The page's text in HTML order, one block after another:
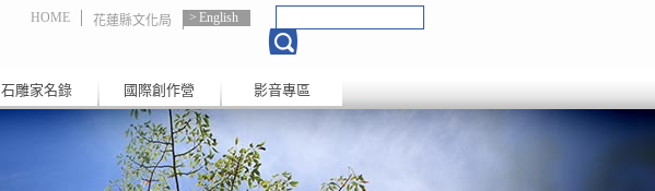
HOME 花蓮縣文化局 English
石雕家名錄 國際創作營 影音專區